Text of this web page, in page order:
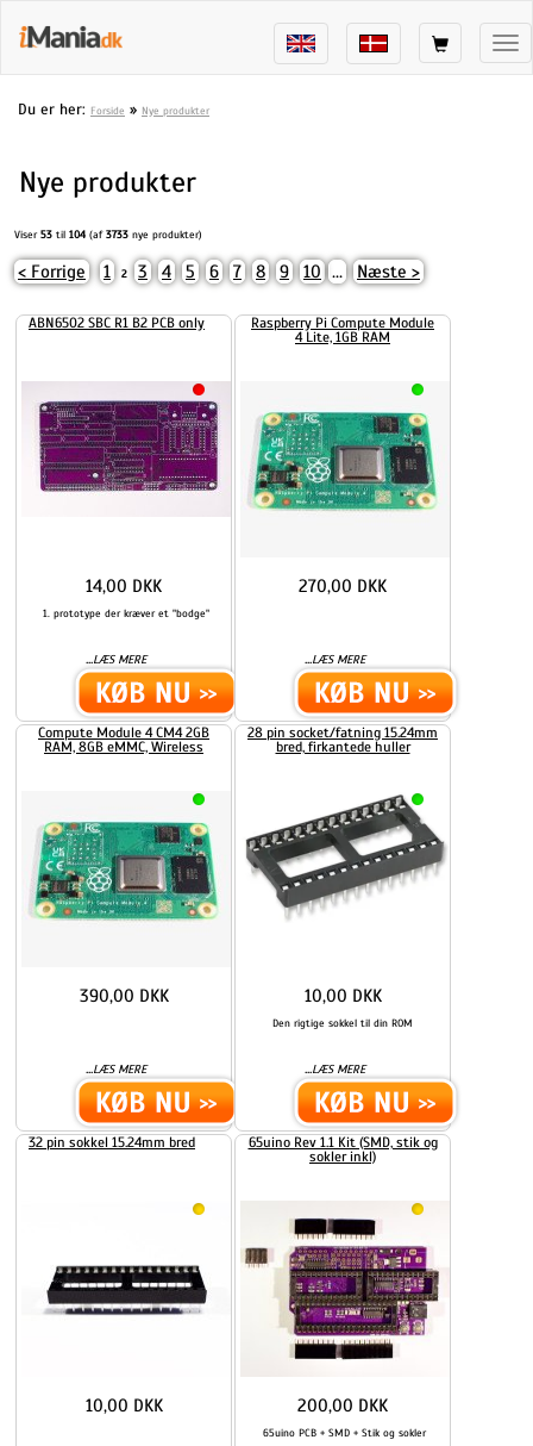
Du er her: Forside » Nye produkter
Nye produkter
Viser53 til 104 (af3733 nye produkter)
< Forrige 1 2 3 4 5 6 7 8 9 10 ... Næste >
ABN6502 SBC R1 B2 PCB only
1. prototype der kræver et "bodge"
...LÆS MERE
14,00 DKK
Raspberry Pi Compute Module
4 Lite, 1GB RAM
...LÆS MERE
270,00 DKK
Compute Module 4 CM4 2GB
RAM, 8GB eMMC, Wireless
...LÆS MERE
390,00 DKK
28 pin socket/fatning 15.24mm
bred, firkantede huller
Den rigtige sokkel til din ROM
...LÆS MERE
10,00 DKK
32 pin sokkel 15.24mm bred
10,00 DKK
65uino Rev 1.1 Kit (SMD, stik og
sokler inkl)
65uino PCB + SMD + Stik og sokler
200,00 DKK